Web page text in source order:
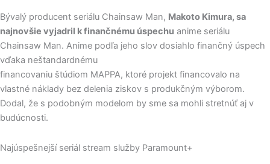
Bývalý producent seriálu Chainsaw Man, Makoto Kimura, sa
najnovšie vyjadril k finančnému úspechu anime seriálu
Chainsaw Man. Anime podľa jeho slov dosiahlo finančný úspech
vďaka neštandardnému
financovaniu štúdiom MAPPA, ktoré projekt financovalo na
vlastné náklady bez delenia ziskov s produkčným výborom.
Dodal, že s podobným modelom by sme sa mohli stretnúť aj v
budúcnosti.
Najúspešnejší seriál stream služby Paramount+